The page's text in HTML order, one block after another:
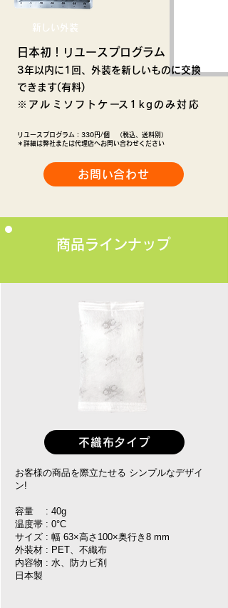
新しい外装
日本初！リユースプログラム
3年以内に1回、外装を新しいものに交換
できます(有料)
※ ア ル ミ ソ フ ト ケース 1 k g の み 対 応
リユースプログラム：330円/個 （税込、送料別）
＊詳細は弊社または代理店へお問い合わせください
お問い合わせ
商品ラインナップ
不織布タイプ
お客様の商品を際立たせる シンプルなデザイ
ン!
容量 : 40g
温度帯 : 0°C
サイズ : 幅 63×高さ100×奥行き8 mm
外装材 : PET、不織布
内容物 : 水、防カビ剤
日本製